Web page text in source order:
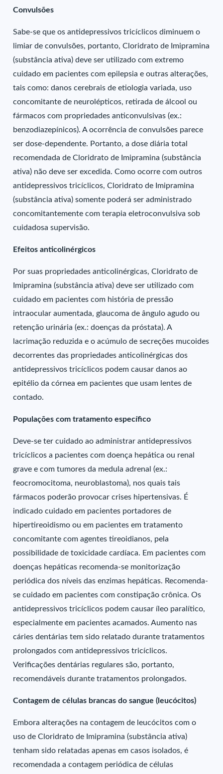
Convulsões
Sabe-se que os antidepressivos tricíclicos diminuem o
limiar de convulsões, portanto, Cloridrato de Imipramina
(substância ativa) deve ser utilizado com extremo
cuidado em pacientes com epilepsia e outras alterações,
tais como: danos cerebrais de etiologia variada, uso
concomitante de neurolépticos, retirada de álcool ou
fármacos com propriedades anticonvulsivas (ex.:
benzodiazepínicos). A ocorrência de convulsões parece
ser dose-dependente. Portanto, a dose diária total
recomendada de Cloridrato de Imipramina (substância
ativa) não deve ser excedida. Como ocorre com outros
antidepressivos tricíclicos, Cloridrato de Imipramina
(substância ativa) somente poderá ser administrado
concomitantemente com terapia eletroconvulsiva sob
cuidadosa supervisão.
Efeitos anticolinérgicos
Por suas propriedades anticolinérgicas, Cloridrato de
Imipramina (substância ativa) deve ser utilizado com
cuidado em pacientes com história de pressão
intraocular aumentada, glaucoma de ângulo agudo ou
retenção urinária (ex.: doenças da próstata). A
lacrimação reduzida e o acúmulo de secreções mucoides
decorrentes das propriedades anticolinérgicas dos
antidepressivos tricíclicos podem causar danos ao
epitélio da córnea em pacientes que usam lentes de
contado.
Populações com tratamento específico
Deve-se ter cuidado ao administrar antidepressivos
tricíclicos a pacientes com doença hepática ou renal
grave e com tumores da medula adrenal (ex.:
feocromocitoma, neuroblastoma), nos quais tais
fármacos poderão provocar crises hipertensivas. É
indicado cuidado em pacientes portadores de
hipertireoidismo ou em pacientes em tratamento
concomitante com agentes tireoidianos, pela
possibilidade de toxicidade cardíaca. Em pacientes com
doenças hepáticas recomenda-se monitorização
periódica dos níveis das enzimas hepáticas. Recomenda-
se cuidado em pacientes com constipação crônica. Os
antidepressivos tricíclicos podem causar íleo paralítico,
especialmente em pacientes acamados. Aumento nas
cáries dentárias tem sido relatado durante tratamentos
prolongados com antidepressivos tricíclicos.
Verificações dentárias regulares são, portanto,
recomendáveis durante tratamentos prolongados.
Contagem de células brancas do sangue (leucócitos)
Embora alterações na contagem de leucócitos com o
uso de Cloridrato de Imipramina (substância ativa)
tenham sido relatadas apenas em casos isolados, é
recomendada a contagem periódica de células